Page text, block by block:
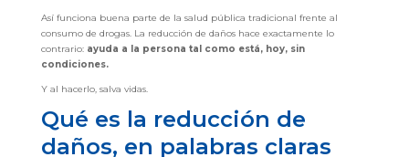
Así funciona buena parte de la salud pública tradicional frente al
consumo de drogas. La reducción de daños hace exactamente lo
contrario: ayuda a la persona tal como está, hoy, sin
condiciones.
Y al hacerlo, salva vidas.
Qué es la reducción de
daños, en palabras claras